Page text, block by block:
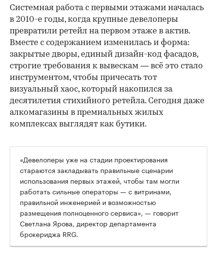
Системная работа с первыми этажами началась
в 2010-е годы, когда крупные девелоперы
превратили ретейл на первом этаже в актив.
Вместе с содержанием изменилась и форма:
закрытые дворы, единый дизайн-код фасадов,
строгие требования к вывескам — всё это стало
инструментом, чтобы причесать тот
визуальный хаос, который накопился за
десятилетия стихийного ретейла. Сегодня даже
алкомагазины в премиальных жилых
комплексах выглядят как бутики.
00:00
«Девелоперы уже на стадии проектирования
стараются закладывать правильные сценарии
использования первых этажей, чтобы там могли
работать сильные операторы — с витринами,
правильной инженерией и возможностью
размещения полноценного сервиса», — говорит
Светлана Ярова, директор департамента
брокериджа RRG.